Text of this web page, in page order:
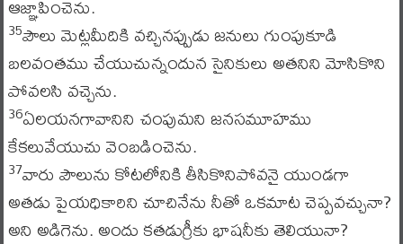
35పౌలు మెట్లమీదికి వచ్చినప్పుడు జనులు గుంపుకూడి
బలవంతము చేయుచున్నందున సైనికులు అతనిని మోసికొని
పోవలసి వచ్చెను.
36ఏలయనగావానిని చంపుమని జనసమూహము
కేకలువేయుచు వెంబడించెను.
37వారు పౌలును కోటలోనికి తీసికొనిపోవనై యుండగా
అతడు పైయధికారిని చూచినేను నీతో ఒకమాట చెప్పవచ్చునా?
అని అడిగెను. అందు కతడుగ్రీకు భాషనీకు తెలియునా?